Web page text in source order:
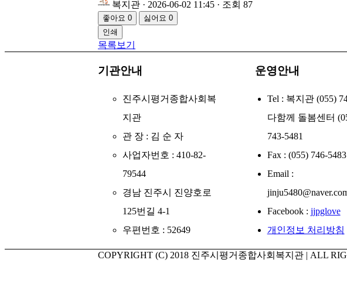
복지관 · 2026-06-02 11:45 · 조회 87
좋아요 0 싫어요 0
인쇄
목록보기
기관안내
진주시평거종합사회복
지관
관 장 : 김 순 자
사업자번호 : 410-82-
79544
경남 진주시 진양호로
125번길 4-1
우편번호 : 52649
운영안내
Tel : 복지관 (055)
다함께 돌봄센터
743-5481
Fax : (055) 746-5483
Email :
Facebook : jjpglove
개인정보 처리방침
COPYRIGHT (C) 2018 진주시평거종합사회복지관 | ALL